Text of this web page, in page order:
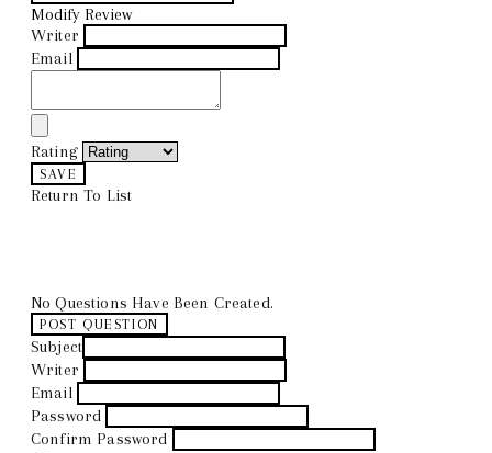
Modify Review
Writer
Email
Rating
SAVE
Return To List
No Questions Have Been Created.
POST QUESTION
Subject
Writer
Email
Password
Confirm Password